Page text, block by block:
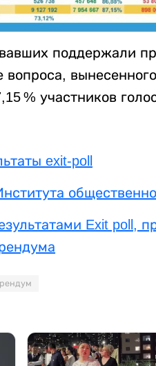
поддержали
% участников
exit-poll
Exit poll,